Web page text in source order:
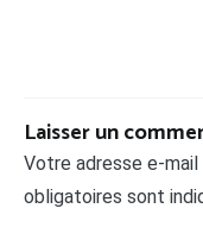
Laisser un
Votre adresse e-mail
obligatoires sont